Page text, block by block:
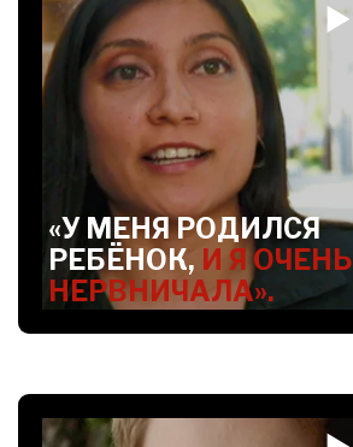
«У МЕНЯ РОДИЛСЯ
РЕБЁНОК, И Я ОЧЕНЬ
НЕРВНИЧАЛА».